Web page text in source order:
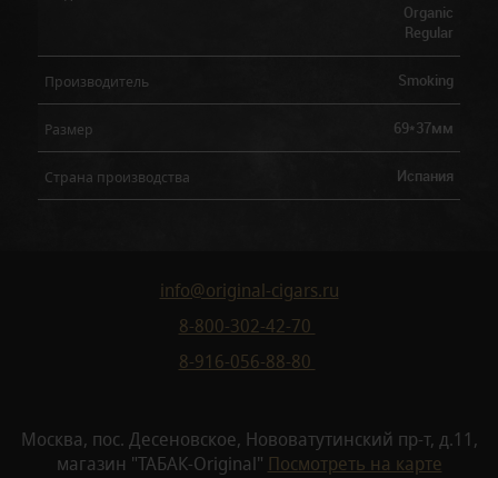
Organic
Regular
Производитель Smoking
Размер 69*37мм
Страна производства Испания
info@original-cigars.ru
8-800-302-42-70
8-916-056-88-80
Москва, пос. Десеновское, Нововатутинский пр-т, д.11,
магазин "ТАБАК-Original" Посмотреть на карте